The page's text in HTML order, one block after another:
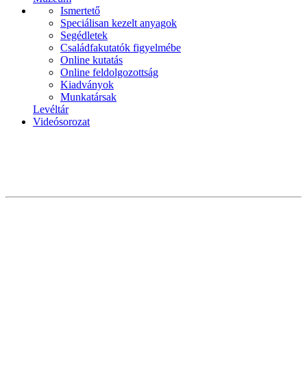
Ismertető
Speciálisan kezelt anyagok
Segédletek
Családfakutatók figyelmébe
Online kutatás
Online feldolgozottság
Kiadványok
Munkatársak
Levéltár
Videósorozat